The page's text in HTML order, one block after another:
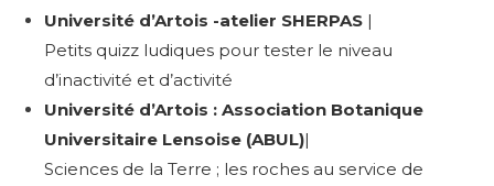
Université d’Artois -atelier SHERPAS |
Petits quizz ludiques pour tester le niveau
d’inactivité et d’activité
Université d’Artois : Association Botanique
Universitaire Lensoise (ABUL)|
Sciences de la Terre ; les roches au service de